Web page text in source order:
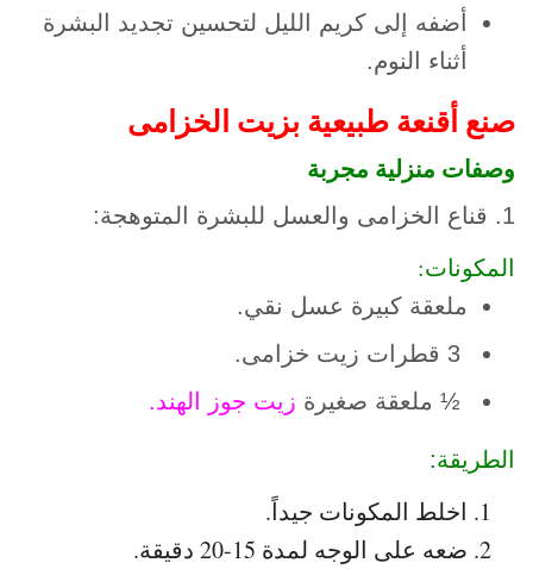
أضفه إلى كريم الليل لتحسين تجديد البشرة
أثناء النوم.
صنع أقنعة طبيعية بزيت الخزامى
وصفات منزلية مجربة
1. قناع الخزامى والعسل للبشرة المتوهجة:
المكونات:
ملعقة كبيرة عسل نقي.
½ ملعقة صغيرة زيت جوز الهند.
الطريقة:
اخلط المكونات جيداً.
ضعه على الوجه لمدة 15-20 دقيقة.